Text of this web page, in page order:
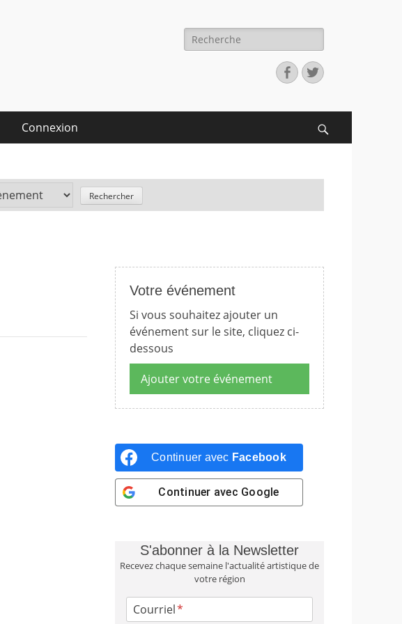
Recherche
pour:
Facebook
Twitter
Connexion
Votre événement
Si vous souhaitez ajouter un
événement sur le site, cliquez ci-
dessous
Ajouter votre événement
Continuer avec Facebook
Continuer avec Google
S'abonner à la Newsletter
Recevez chaque semaine l'actualité artistique de
votre région
Courriel